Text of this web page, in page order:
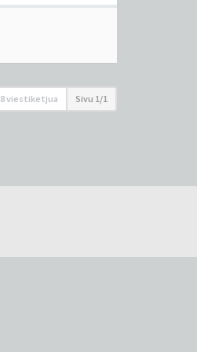
8 viestiketjua Sivu 1 /1